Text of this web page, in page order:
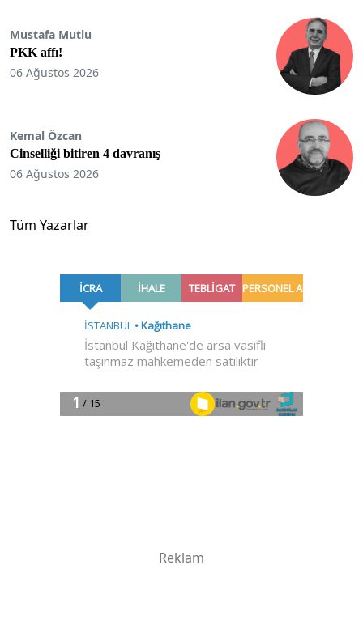
Mustafa Mutlu
PKK affı!
06 Ağustos 2026
Kemal Özcan
Cinselliği bitiren 4 davranış
06 Ağustos 2026
Tüm Yazarlar